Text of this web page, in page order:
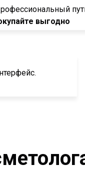
выгодно